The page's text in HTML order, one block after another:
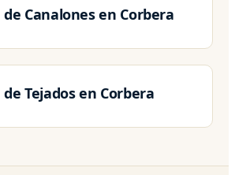
Canalones en Corbera
Tejados en Corbera